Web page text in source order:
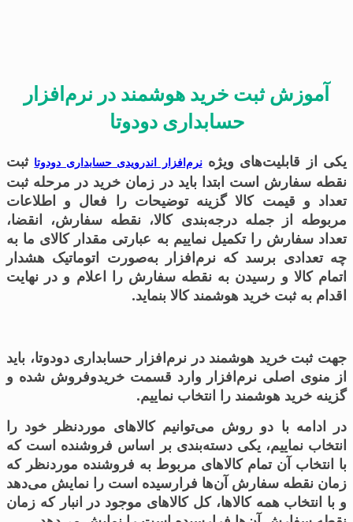
آموزش ثبت خرید هوشمند در نرم‌افزار
حسابداری دودوتا
یکی از قابلیت‌های ویژهنرم‌افزار اندرویدی حسابداری دودوتا ثبت
نقطه سفارش است ابتدا باید در زمان خرید در مرحله ثبت
تعداد و قیمت کالا گزینه توضیحات را فعال و اطلاعات
مربوطه از جمله درجه‌بندی کالا، نقطه سفارش، انقضا،
تعداد سفارش را تکمیل نماییم به عبارتی مقدار کالای ما به
چه تعدادی برسد که نرم‌افزار به‌صورت اتوماتیک هشدار
اتمام کالا و رسیدن به نقطه سفارش را اعلام و در نهایت
اقدام به ثبت خرید هوشمند کالا بنماید.
جهت ثبت خرید هوشمند در نرم‌افزار حسابداری دودوتا، باید
از منوی اصلی نرم‌افزار وارد قسمت خریدوفروش شده و
گزینه خرید هوشمند را انتخاب نماییم.
در ادامه با دو روش می‌توانیم کالاهای موردنظر خود را
انتخاب نماییم، یکی دسته‌بندی بر اساس فروشنده است که
با انتخاب آن تمام کالاهای مربوط به فروشنده موردنظر که
زمان نقطه سفارش آن‌ها فرارسیده است را نمایش می‌دهد
و با انتخاب همه کالاها، کل کالاهای موجود در انبار که زمان